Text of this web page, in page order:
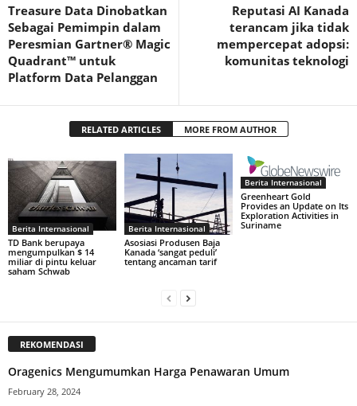
Treasure Data Dinobatkan
Sebagai Pemimpin dalam
Peresmian Gartner® Magic
Quadrant™ untuk
Platform Data Pelanggan
Reputasi AI Kanada
terancam jika tidak
mempercepat adopsi:
komunitas teknologi
RELATED ARTICLES MORE FROM AUTHOR
Berita Internasional
TD Bank berupaya
mengumpulkan $ 14
miliar di pintu keluar
saham Schwab
Berita Internasional
Asosiasi Produsen Baja
Kanada ‘sangat peduli’
tentang ancaman tarif
Berita Internasional
Greenheart Gold
Provides an Update on Its
Exploration Activities in
Suriname
REKOMENDASI
Oragenics Mengumumkan Harga Penawaran Umum
February 28, 2024